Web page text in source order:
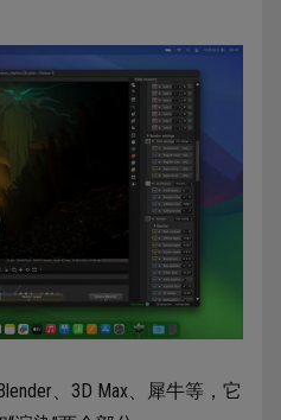
、3D Max、犀牛等，它